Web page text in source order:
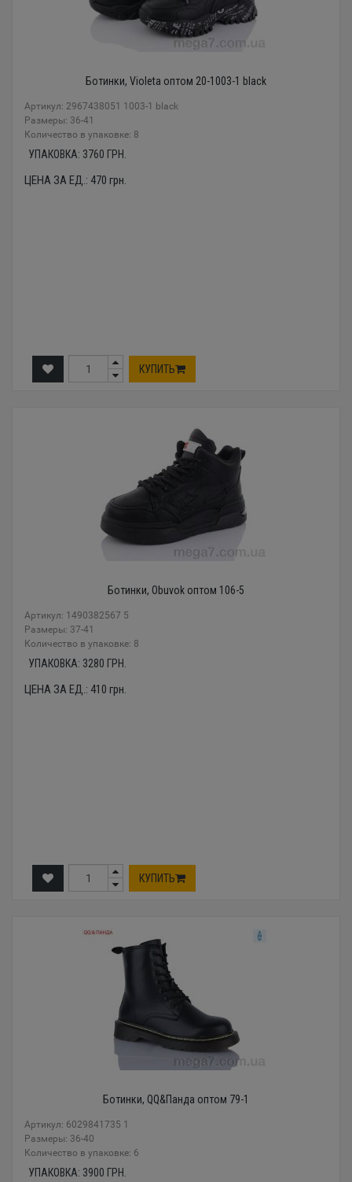
Ботинки, Violeta оптом 20-1003-1 black
Артикул: 2967438051 1003-1 black
Размеры: 36-41
Количество в упаковке: 8
УПАКОВКА: 3760 ГРН.
ЦЕНА ЗА ЕД.: 470 грн.
КУПИТЬ
Ботинки, Obuvok оптом 106-5
Артикул: 1490382567 5
Размеры: 37-41
Количество в упаковке: 8
УПАКОВКА: 3280 ГРН.
ЦЕНА ЗА ЕД.: 410 грн.
КУПИТЬ
Ботинки, QQ&Панда оптом 79-1
Артикул: 6029841735 1
Размеры: 36-40
Количество в упаковке: 6
УПАКОВКА: 3900 ГРН.